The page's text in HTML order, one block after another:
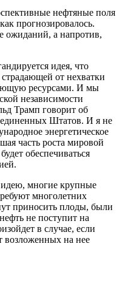
нефтяные поля
прогнозировалось.
ожиданий, а напротив,
идея, что
от нехватки
ресурсами. И мы
независимости
Трамп говорит об
Штатов. И я не
энергетическое
часть роста мировой
обеспечиваться
идею, многие крупные
многолетних
приносить плоды, были
не поступит на
в случае, если
возложенных на нее